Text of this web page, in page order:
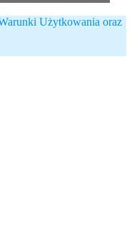
Użytkowania oraz